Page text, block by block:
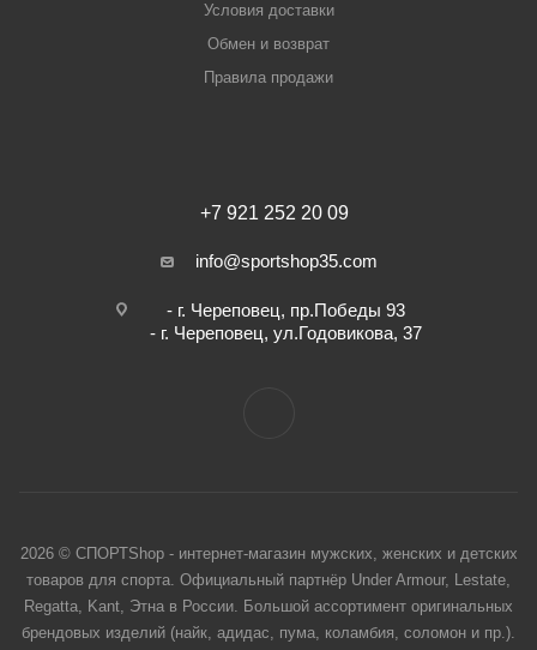
Условия доставки
Обмен и возврат
Правила продажи
+7 921 252 20 09
info@sportshop35.com
- г. Череповец, пр.Победы 93
- г. Череповец, ул.Годовикова, 37
2026 © СПОРТShop - интернет-магазин мужских, женских и детских
товаров для спорта. Официальный партнёр Under Armour, Lestate,
Regatta, Kant, Этна в России. Большой ассортимент оригинальных
брендовых изделий (найк, адидас, пума, коламбия, соломон и пр.).